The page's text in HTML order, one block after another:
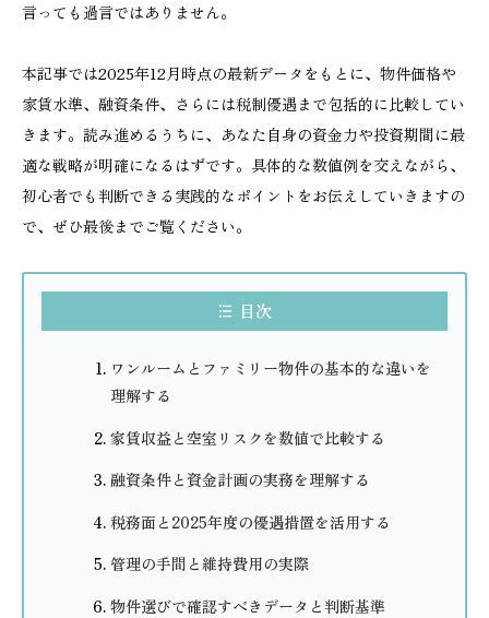
言っても過言ではありません。
本記事では2025年12月時点の最新データをもとに、物件価格や
家賃水準、融資条件、さらには税制優遇まで包括的に比較してい
きます。読み進めるうちに、あなた自身の資金力や投資期間に最
適な戦略が明確になるはずです。具体的な数値例を交えながら、
初心者でも判断できる実践的なポイントをお伝えしていきますの
で、ぜひ最後までご覧ください。
目次
ワンルームとファミリー物件の基本的な違いを
理解する
家賃収益と空室リスクを数値で比較する
融資条件と資金計画の実務を理解する
税務面と2025年度の優遇措置を活用する
管理の手間と維持費用の実際
物件選びで確認すべきデータと判断基準